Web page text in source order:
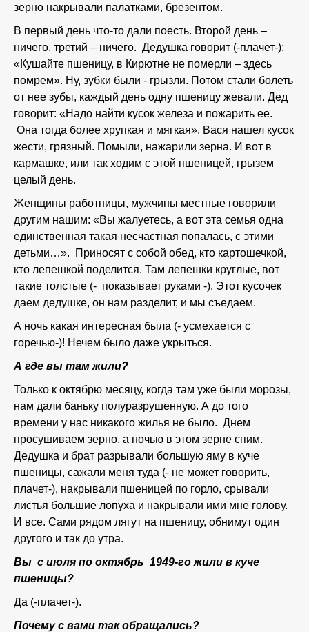
зерно накрывали палатками, брезентом.
В первый день что-то дали поесть. Второй день –
ничего, третий – ничего. Дедушка говорит (-плачет-):
«Кушайте пшеницу, в Кирютне не померли – здесь
помрем». Ну, зубки были - грызли. Потом стали болеть
от нее зубы, каждый день одну пшеницу жевали. Дед
говорит: «Надо найти кусок железа и пожарить ее.
Она тогда более хрупкая и мягкая». Вася нашел кусок
жести, грязный. Помыли, нажарили зерна. И вот в
кармашке, или так ходим с этой пшеницей, грызем
целый день.
Женщины работницы, мужчины местные говорили
другим нашим: «Вы жалуетесь, а вот эта семья одна
единственная такая несчастная попалась, с этими
детьми…». Приносят с собой обед, кто картошечкой,
кто лепешкой поделится. Там лепешки круглые, вот
такие толстые (- показывает руками -). Этот кусочек
даем дедушке, он нам разделит, и мы съедаем.
А ночь какая интересная была (- усмехается с
горечью-)! Нечем было даже укрыться.
А где вы там жили?
Только к октябрю месяцу, когда там уже были морозы,
нам дали баньку полуразрушенную. А до того
времени у нас никакого жилья не было. Днем
просушиваем зерно, а ночью в этом зерне спим.
Дедушка и брат разрывали большую яму в куче
пшеницы, сажали меня туда (- не может говорить,
плачет-), накрывали пшеницей по горло, срывали
листья большие лопуха и накрывали ими мне голову.
И все. Сами рядом лягут на пшеницу, обнимут один
другого и так до утра.
Вы с июля по октябрь 1949-го жили в куче
пшеницы?
Да (-плачет-).
Почему с вами так обращались?